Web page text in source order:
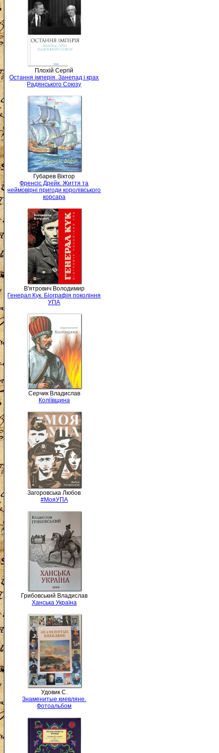
Плохій Сергій
Остання імперія. Занепад і крах
Радянського Союзу
Губарев Віктор
Френсіс Дрейк. Життя та
неймовірні пригоди королівського
корсара
В'ятрович Володимир
Генерал Кук. Біографія покоління
УПА
Серчик Владислав
Коліївщина
Загоровська Любов
#МояУПА
Грибовський Владислав
Ханська Україна
Удовик С.
Знаменитые киевляне.
Фотоальбом